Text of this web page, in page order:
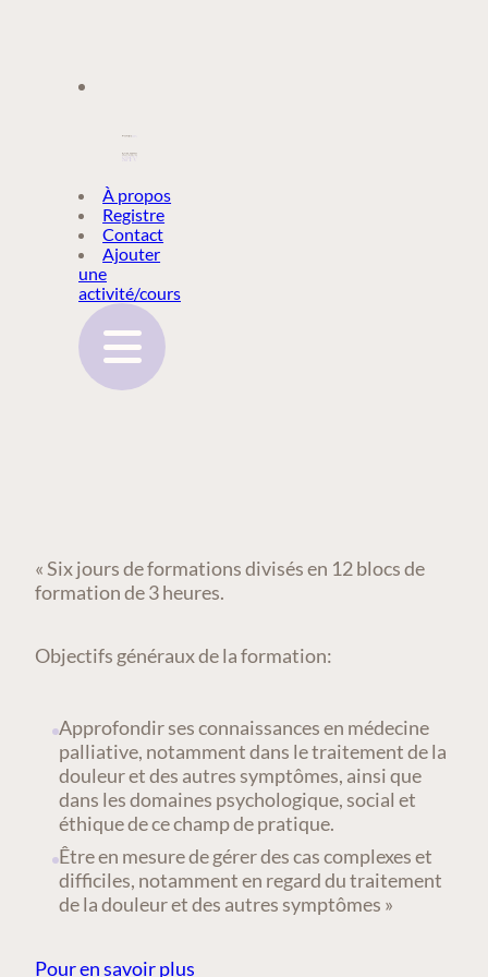
REGISTRE
CONTACT
À propos
Registre
Contact
Ajouter
une
activité/cours
« Six jours de formations divisés en 12 blocs de
formation de 3 heures.
Objectifs généraux de la formation:
Approfondir ses connaissances en médecine
palliative, notamment dans le traitement de la
douleur et des autres symptômes, ainsi que
dans les domaines psychologique, social et
éthique de ce champ de pratique.
Être en mesure de gérer des cas complexes et
difficiles, notamment en regard du traitement
de la douleur et des autres symptômes »
Pour en savoir plus